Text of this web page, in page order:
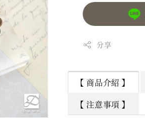
分享
【 商品介紹 】
【 注意事項 】